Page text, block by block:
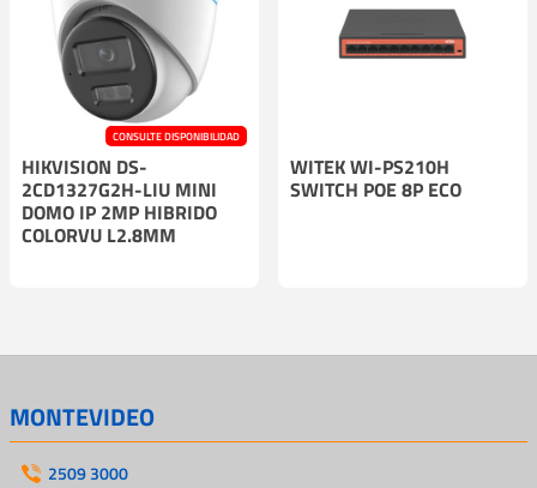
CONSULTE DISPONIBILIDAD
HIKVISION DS-
2CD1327G2H-LIU MINI
DOMO IP 2MP HIBRIDO
COLORVU L2.8MM
WITEK WI-PS210H
SWITCH POE 8P ECO
MONTEVIDEO
2509 3000